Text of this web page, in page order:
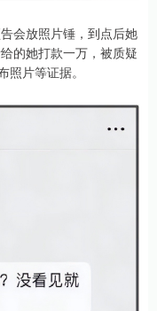
会放照片锤，到点后她
的她打款一万，被质疑
照片等证据。